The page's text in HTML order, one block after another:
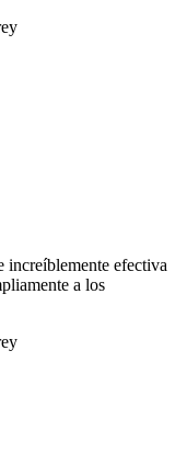
increíblemente efectiva
a los